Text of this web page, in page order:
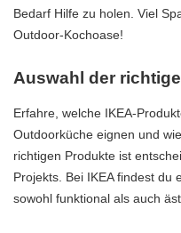
Bedarf Hilfe zu holen. Viel
Outdoor-Kochoase!
Auswahl der
Erfahre, welche IKEA-
Outdoorküche eignen und
richtigen Produkte ist
Projekts. Bei IKEA findest du
sowohl funktional als auch